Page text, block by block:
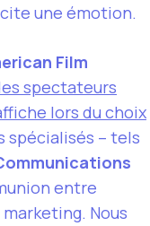
une émotion.
Film
spectateurs
lors du choix
spécialisés – tels
entre
Nous